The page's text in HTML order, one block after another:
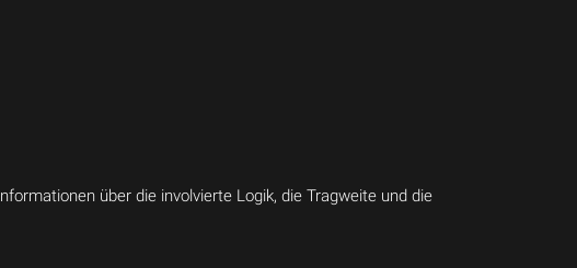
über die involvierte Logik, die Tragweite und die